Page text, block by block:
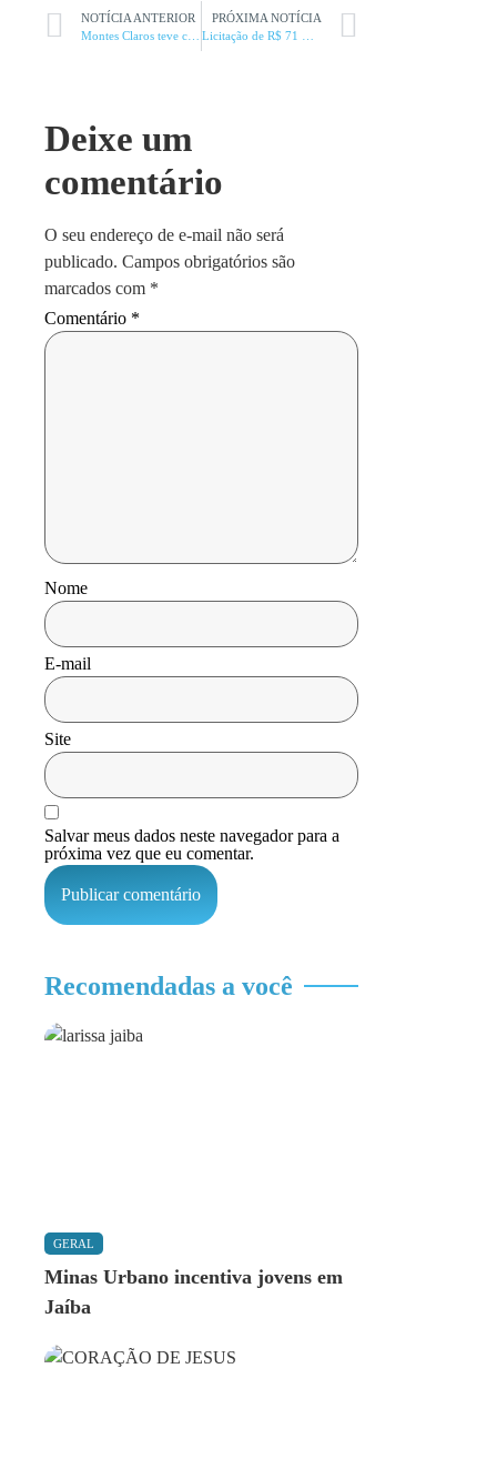
NOTÍCIA ANTERIOR
PRÓXIMA NOTÍCIA
Deixe um
comentário
O seu endereço de e-mail não será
publicado. Campos obrigatórios são
marcados com *
Comentário *
Nome
E-mail
Site
Salvar meus dados neste navegador para a
próxima vez que eu comentar.
Recomendadas a você
GERAL
Minas Urbano incentiva jovens em
Jaíba